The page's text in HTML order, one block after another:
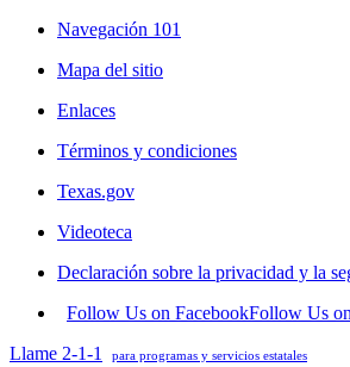
Navegación 101
Mapa del sitio
Enlaces
Términos y condiciones
Texas.gov
Videoteca
Declaración sobre la privacidad y la
Follow Us on FacebookFollow Us
Llame 2-1-1
para programas y servicios estatales